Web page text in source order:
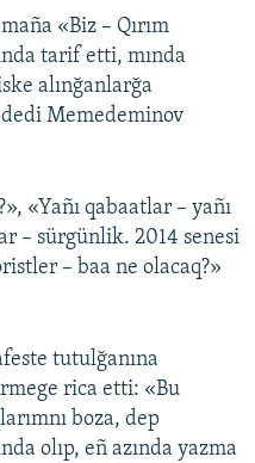
maña «Biz – Qırım
tarif etti, mında
alınğanlarğa
Memedeminov
«Yañı qabaatlar – yañı
– sürgünlik. 2014 senesi
– baa ne olacaq?»
tutulğanına
rica etti: «Bu
boza, dep
olıp, eñ azında yazma